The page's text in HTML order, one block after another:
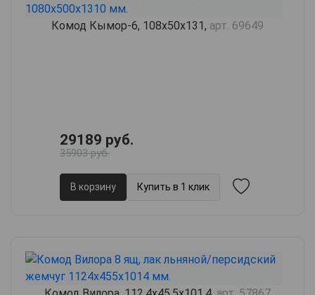
Комод Кымор-6, 108х50х131, арт. 69649
29189 руб.
35903 руб.
В корзину Купить в 1 клик